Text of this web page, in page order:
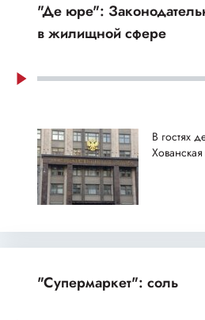
"Де юре":
в жилищной сфере
В гостях
"Супермаркет": соль